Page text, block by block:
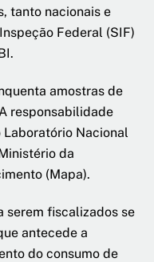
tanto nacionais e
Federal (SIF)
amostras de
responsabilidade
Nacional
da
(Mapa).
serem fiscalizados se
antecede a
do consumo de